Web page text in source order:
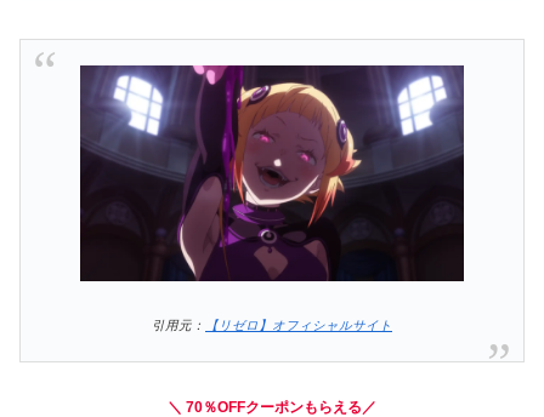
引用元： 【リゼロ】オフィシャルサイト
＼ 70％OFFクーポンもらえる／